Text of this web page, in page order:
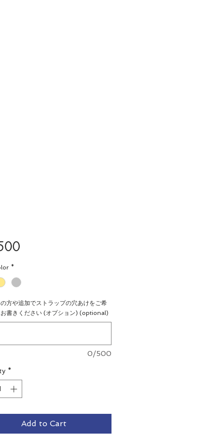
Price
*
方や追加でストラップの穴あけをご希
書きください (オプション) (optional)
0/500
*
Add to Cart